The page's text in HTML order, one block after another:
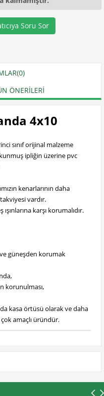
Soru Sor
(0)
ÖNERILERI
4x10
sınıf orijinal malzeme
ipliğin üzerine pvc
kenarlarının daha
vardır.
karşı korumalıdır.
güneşden korumak
korunulması,
kasa örtüsü olarak ve daha
amaçlı üründür.